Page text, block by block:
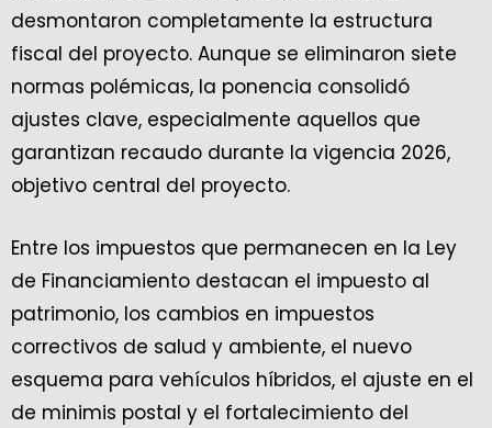
desmontaron completamente la estructura
fiscal del proyecto. Aunque se eliminaron siete
normas polémicas, la ponencia consolidó
ajustes clave, especialmente aquellos que
garantizan recaudo durante la vigencia 2026,
objetivo central del proyecto.
Entre los impuestos que permanecen en la Ley
de Financiamiento destacan el impuesto al
patrimonio, los cambios en impuestos
correctivos de salud y ambiente, el nuevo
esquema para vehículos híbridos, el ajuste en el
de minimis postal y el fortalecimiento del